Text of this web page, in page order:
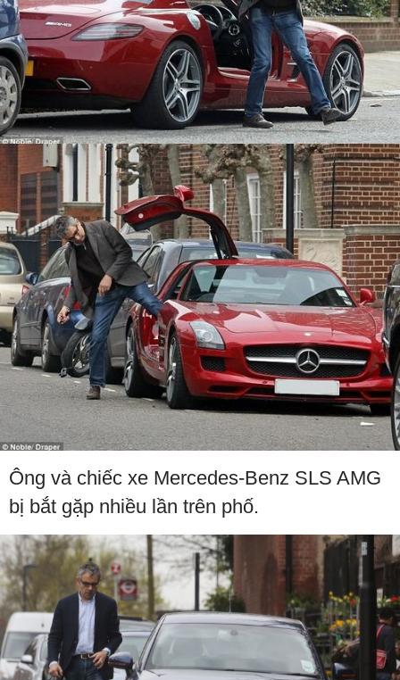
Ông và chiếc xe Mercedes-Benz SLS AMG
bị bắt gặp nhiều lần trên phố.